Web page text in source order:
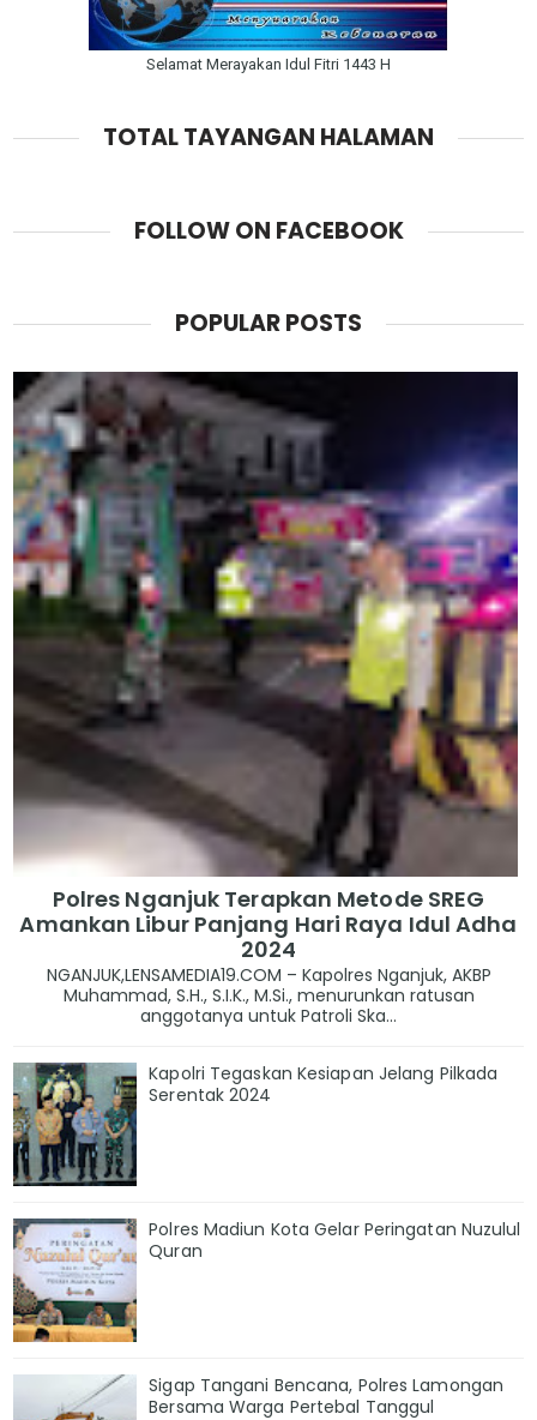
Selamat Merayakan Idul Fitri 1443 H
TOTAL TAYANGAN HALAMAN
FOLLOW ON FACEBOOK
POPULAR POSTS
Polres Nganjuk Terapkan Metode SREG
Amankan Libur Panjang Hari Raya Idul Adha
2024
NGANJUK,LENSAMEDIA19.COM – Kapolres Nganjuk, AKBP
Muhammad, S.H., S.I.K., M.Si., menurunkan ratusan
anggotanya untuk Patroli Ska...
Kapolri Tegaskan Kesiapan Jelang Pilkada
Serentak 2024
Polres Madiun Kota Gelar Peringatan Nuzulul
Quran
Sigap Tangani Bencana, Polres Lamongan
Bersama Warga Pertebal Tanggul